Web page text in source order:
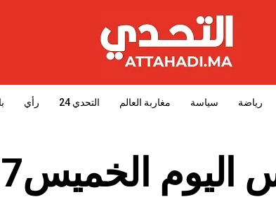
رياضة سياسة مغاربة العالم التحدي 24 رأي
الخميس7نونبر